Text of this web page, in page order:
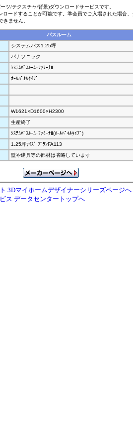
ツ/テクスチャ/背景)ダウンロードサービスです。
ードすることが可能です。準会員でご入場された場合
きません。
バスルーム
システムバス1.25坪
パナソニック
ｼｽﾃﾑﾊﾞｽﾙｰﾑ･ﾌｧﾐｰﾅⅡ
ｵｰﾙﾊﾟﾈﾙﾀｲﾌﾟ
W1621×D1600×H2300
生産終了
ｼｽﾃﾑﾊﾞｽﾙｰﾑ･ﾌｧﾐｰﾅⅡ(ｵｰﾙﾊﾟﾈﾙﾀｲﾌﾟ)
1.25坪ｻｲｽﾞ ﾌﾟﾗﾝFA113
壁や建具等の部材は省略しています
3Dマイホームデザイナーシリーズページへ
ス データセンタートップへ